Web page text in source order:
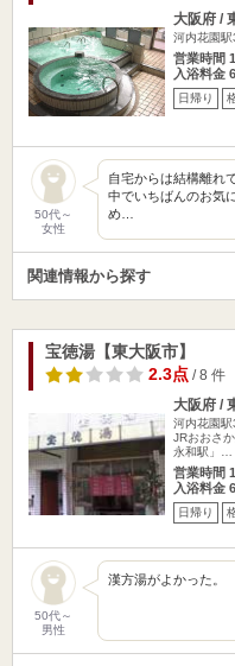
大阪府 /
河内花園
営業時間
入浴料金
日帰り
50代～
女性
自宅からは結構離れ
中でいちばんのお気
め…
関連情報から探す
宝徳湯【東大阪市】
2.3点/ 8 件
大阪府 /
河内花園
JRおおさ
永和駅」…
営業時間
入浴料金
日帰り
50代～
男性
漢方湯がよかった。